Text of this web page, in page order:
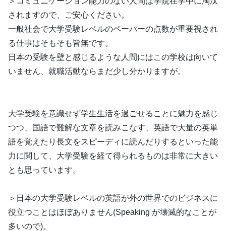
されますので、ご安心ください。
一般社会で大学受験レベルのペーパーの点数が重要視され
る仕事はそもそも皆無です。
日本の受験を壁と感じるような人間にはこの学校は向いて
いません、就職活動ならまだ少し分かりますが。
大学受験を意識せず学生生活を過ごせることに魅力を感じ
つつ、国語で難解な文章を読みこなす、英語で大量の英単
語を覚えたり長文をスピーディに読んだりするといった能
力に関して、大学受験を経て得られるものは非常に大きい
とも思っています。
＞日本の大学受験レベルの英語が外の世界でのビジネスに
役立つことはほぼありません(Speaking が壊滅的なことが
多いので)。